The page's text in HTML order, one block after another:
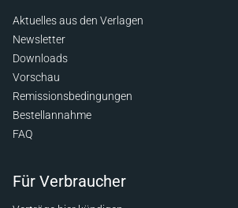
Aktuelles aus den Verlagen
Newsletter
Downloads
Vorschau
Remissionsbedingungen
Bestellannahme
FAQ
Für Verbraucher